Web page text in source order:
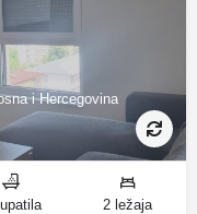
i Hercegovina
2 ležaja